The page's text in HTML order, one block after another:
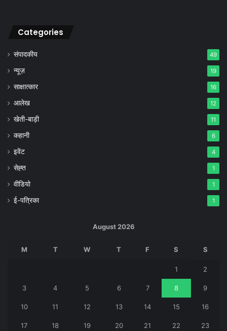
Categories
संपादकीय 49
न्यूज़ 19
साक्षात्कार 16
आलेख 12
खेती-बाड़ी 11
कहानी 6
इवेंट 4
सेह्त 1
वीडियो 1
ई-पत्रिका 1
August 2026
M T W T F S S
1 2
3 4 5 6 7 8 9
10 11 12 13 14 15 16
17 18 19 20 21 22 23